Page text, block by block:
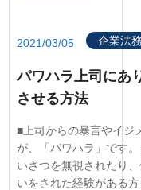
2021/03/05 企業法務
パワハラ上司にあ
させる方法
■上司からの暴言やイジ
が、「パワハラ」です
いさつを無視されたり
いをされた経験がある